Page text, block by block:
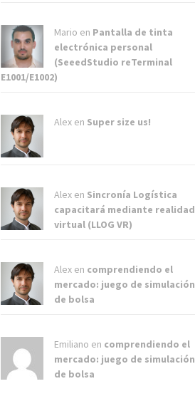
Mario en Pantalla de tinta
electrónica personal
(SeeedStudio reTerminal
E1001/E1002)
Alex en Super size us!
Alex en Sincronía Logística
capacitará mediante realidad
virtual (LLOG VR)
Alex en comprendiendo el
mercado: juego de simulación
de bolsa
Emiliano en comprendiendo el
mercado: juego de simulación
de bolsa